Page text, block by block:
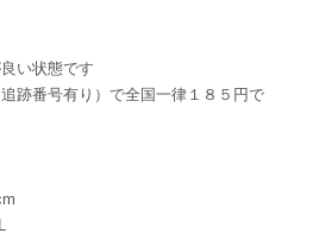
い状態です
跡番号有り）で全国一律１８５円で